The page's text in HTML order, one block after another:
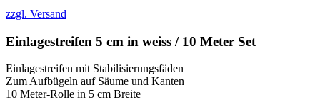
zzgl. Versand
Einlagestreifen 5 cm in weiss / 10 Meter Set
Einlagestreifen mit Stabilisierungsfäden
Zum Aufbügeln auf Säume und Kanten
10 Meter-Rolle in 5 cm Breite